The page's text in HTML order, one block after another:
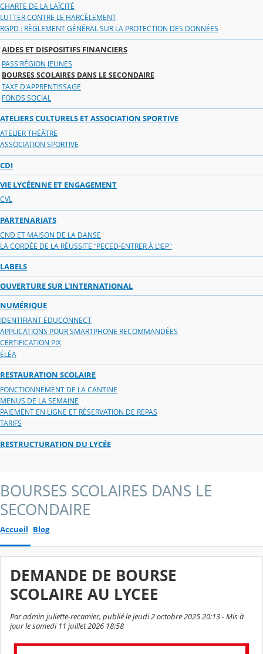
CHARTE DE LA LAÏCITÉ
LUTTER CONTRE LE HARCÈLEMENT
RGPD : RÈGLEMENT GÉNÉRAL SUR LA PROTECTION DES DONNÉES
AIDES ET DISPOSITIFS FINANCIERS
PASS'RÉGION JEUNES
BOURSES SCOLAIRES DANS LE SECONDAIRE
TAXE D'APPRENTISSAGE
FONDS SOCIAL
ATELIERS CULTURELS ET ASSOCIATION SPORTIVE
ATELIER THÉÂTRE
ASSOCIATION SPORTIVE
CDI
VIE LYCÉENNE ET ENGAGEMENT
CVL
PARTENARIATS
CND ET MAISON DE LA DANSE
LA CORDÉE DE LA RÉUSSITE “PECED-ENTRER À L’IEP"
LABELS
OUVERTURE SUR L'INTERNATIONAL
NUMÉRIQUE
IDENTIFIANT EDUCONNECT
APPLICATIONS POUR SMARTPHONE RECOMMANDÉES
CERTIFICATION PIX
ÉLÉA
RESTAURATION SCOLAIRE
FONCTIONNEMENT DE LA CANTINE
MENUS DE LA SEMAINE
PAIEMENT EN LIGNE ET RÉSERVATION DE REPAS
TARIFS
RESTRUCTURATION DU LYCÉE
BOURSES SCOLAIRES DANS LE
SECONDAIRE
Accueil Blog
DEMANDE DE BOURSE
SCOLAIRE AU LYCEE
Par admin juliette-recamier, publié le jeudi 2 octobre 2025 20:13 - Mis à
jour le samedi 11 juillet 2026 18:58